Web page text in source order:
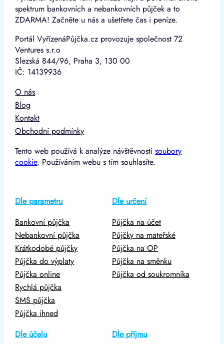
spektrum bankovních a nebankovních půjček a to
ZDARMA! Začněte u nás a ušetřete čas i peníze.
Portál VyřízenáPůjčka.cz provozuje společnost 72
Ventures s.r.o
Slezská 844/96, Praha 3, 130 00
IČ: 14139936
O nás
Blog
Kontakt
Obchodní podmínky
Tento web používá k analýze návštěvnostisoubory
cookie. Používáním webu s tím souhlasíte.
Dle parametru
Bankovní půjčka
Nebankovní půjčka
Krátkodobé půjčky
Půjčka do výplaty
Půjčka online
Rychlá půjčka
SMS půjčka
Půjčka ihned
Dle určení
Půjčka na účet
Půjčky na mateřské
Půjčka na OP
Půjčka na směnku
Půjčka od soukromníka
Dle účelu Dle příjmu